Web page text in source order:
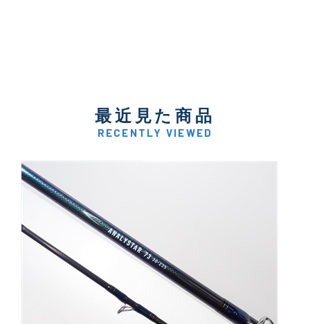
最近見た商品
RECENTLY VIEWED